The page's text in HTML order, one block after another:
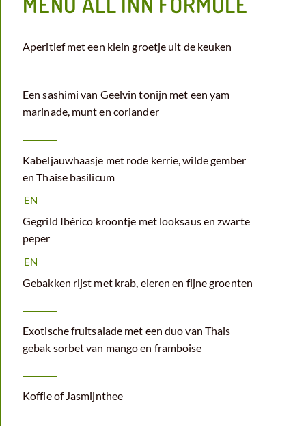
Aperitief met een klein groetje uit de keuken
Een sashimi van Geelvin tonijn met een yam
marinade, munt en coriander
Kabeljauwhaasje met rode kerrie, wilde gember
en Thaise basilicum
EN
Gegrild Ibérico kroontje met looksaus en zwarte
peper
EN
Gebakken rijst met krab, eieren en fijne groenten
Exotische fruitsalade met een duo van Thais
gebak sorbet van mango en framboise
Koffie of Jasmijnthee